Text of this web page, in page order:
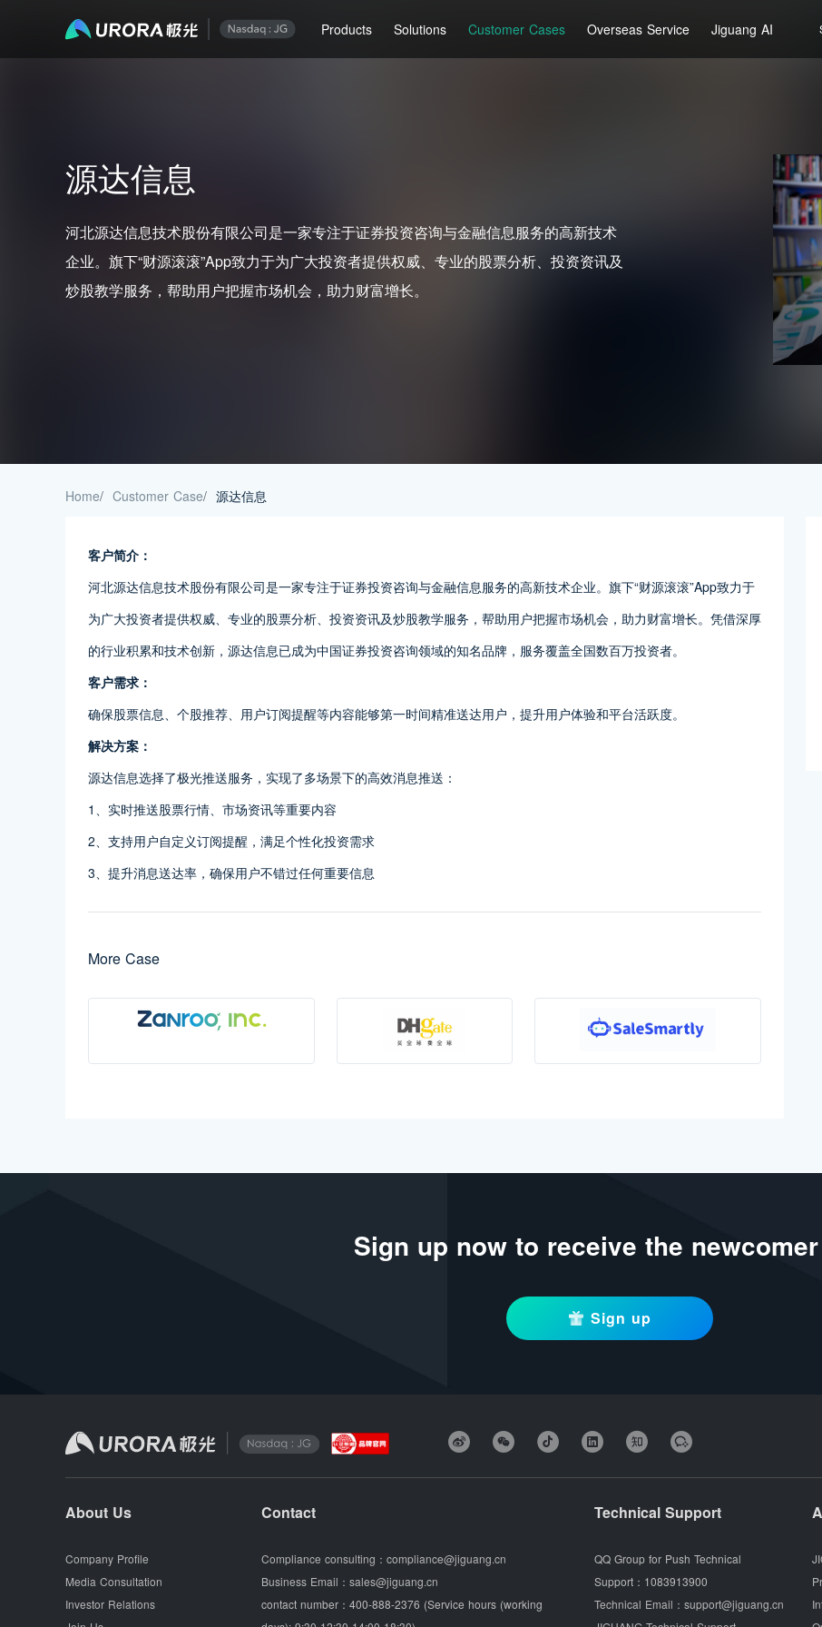
Products Solutions Customer Cases Overseas Service Jiguang AI
源达信息
河北源达信息技术股份有限公司是一家专注于证券投资咨询与金融信息服务的高新技术
企业。旗下“财源滚滚”App致力于为广大投资者提供权威、专业的股票分析、投资资讯及
炒股教学服务，帮助用户把握市场机会，助力财富增长。
Home/ Customer Case/ 源达信息
客户简介：
河北源达信息技术股份有限公司是一家专注于证券投资咨询与金融信息服务的高新技术企业。旗下“财源滚滚”App致力于
为广大投资者提供权威、专业的股票分析、投资资讯及炒股教学服务，帮助用户把握市场机会，助力财富增长。凭借深厚
的行业积累和技术创新，源达信息已成为中国证券投资咨询领域的知名品牌，服务覆盖全国数百万投资者。
客户需求：
确保股票信息、个股推荐、用户订阅提醒等内容能够第一时间精准送达用户，提升用户体验和平台活跃度。
解决方案：
源达信息选择了极光推送服务，实现了多场景下的高效消息推送：
1、实时推送股票行情、市场资讯等重要内容
2、支持用户自定义订阅提醒，满足个性化投资需求
3、提升消息送达率，确保用户不错过任何重要信息
More Case
Sign up now to receive the
Sign up
About Us
Company Profile
Media Consultation
Investor Relations
Contact
Compliance consulting： compliance@jiguang.cn
Business Email： sales@jiguang.cn
contact number： 400-888-2376 (Service hours (working
Technical Support
QQ Group for Push Technical
Support： 1083913900
Technical Email： support@jiguang.cn